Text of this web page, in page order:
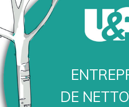
DE